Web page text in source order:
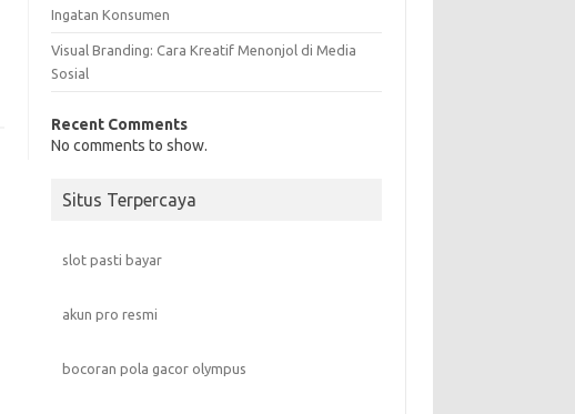
Ingatan Konsumen
Visual Branding: Cara Kreatif Menonjol di Media
Sosial
Recent Comments
No comments to show.
Situs Terpercaya
slot pasti bayar
akun pro resmi
bocoran pola gacor olympus